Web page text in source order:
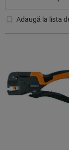
Adaugă la lista